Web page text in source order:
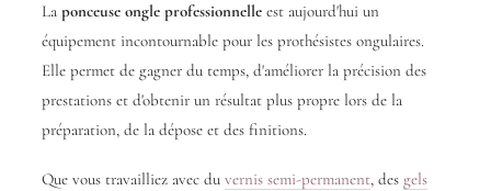
La ponceuse ongle professionnelle est aujourd'hui un
équipement incontournable pour les prothésistes ongulaires.
Elle permet de gagner du temps, d'améliorer la précision des
prestations et d'obtenir un résultat plus propre lors de la
préparation, de la dépose et des finitions.
Que vous travailliez avec du vernis semi-permanent, des gels